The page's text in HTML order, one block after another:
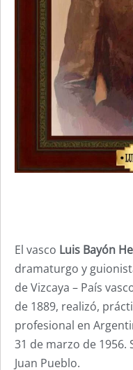
El vasco Luis Bayón
dramaturgo y
de Vizcaya – País
de 1889, realizó,
profesional en
31 de marzo de
Juan Pueblo.